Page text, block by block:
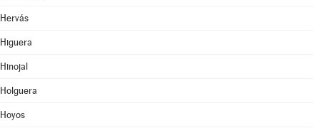
Hervás
Higuera
Hinojal
Holguera
Hoyos